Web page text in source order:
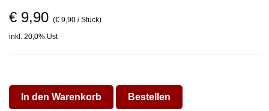
€ 9,90 (€ 9,90 / Stück)
inkl. 20,0% Ust
In den Warenkorb Bestellen